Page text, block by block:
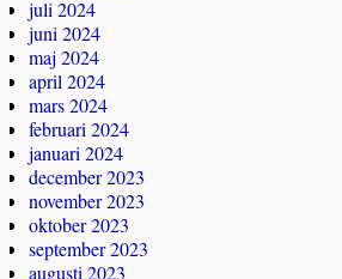
juli 2024
juni 2024
maj 2024
april 2024
mars 2024
februari 2024
januari 2024
december 2023
november 2023
oktober 2023
september 2023
augusti 2023